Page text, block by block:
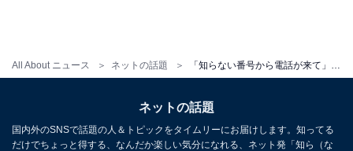
All About ニュース ネットの話題
ネットの話題
国内外のSNSで話題の人＆トピックをタイムリーにお届けします。知ってる
だけでちょっと得する、なんだか楽しい気分になれる、ネット発「知ら（な